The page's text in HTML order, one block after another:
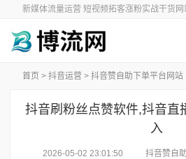
新媒体流量运营 短视频拓客涨粉实战干货网
首页 > 抖音运营 > 抖音赞自助下单平台网站
抖音刷粉丝点赞软件,抖音直
入
2026-05-02 23:01:50 抖音赞自